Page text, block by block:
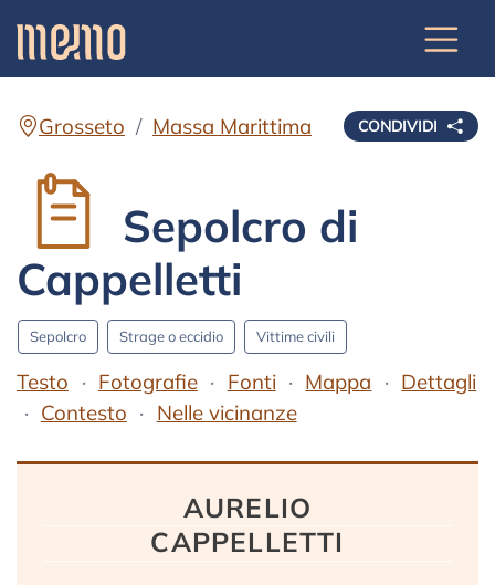
CONDIVIDI
Grosseto Massa Marittima
Sepolcro di
Cappelletti
Sepolcro Strage o eccidio Vittime civili
Testo Fotografie Fonti Mappa
Dettagli
Contesto
Nelle vicinanze
AURELIO
CAPPELLETTI